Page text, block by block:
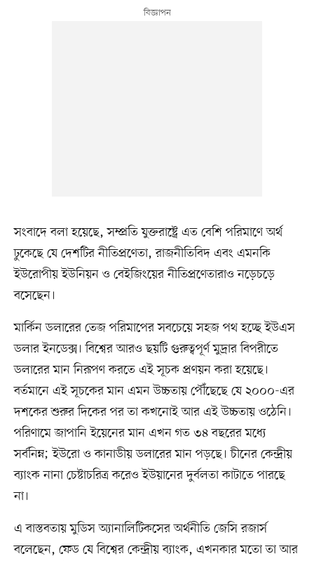
সংবাদে বলা হয়েছে, সম্প্রতি যুক্তরাষ্ট্রে এত বেশি পরিমাণে অর্থ
ঢুকেছে যে দেশটির নীতিপ্রণেতা, রাজনীতিবিদ এবং এমনকি
ইউরোপীয় ইউনিয়ন ও বেইজিংয়ের নীতিপ্রণেতারাও নড়েচড়ে
বসেছেন।
মার্কিন ডলারের তেজ পরিমাপের সবচেয়ে সহজ পথ হচ্ছে ইউএস
ডলার ইনডেক্স। বিশ্বের আরও ছয়টি গুরুত্বপূর্ণ মুদ্রার বিপরীতে
ডলারের মান নিরূপণ করতে এই সূচক প্রণয়ন করা হয়েছে।
বর্তমানে এই সূচকের মান এমন উচ্চতায় পৌঁছেছে যে ২০০০-এর
দশকের শুরুর দিকের পর তা কখনোই আর এই উচ্চতায় ওঠেনি।
পরিণামে জাপানি ইয়েনের মান এখন গত ৩৪ বছরের মধ্যে
সর্বনিম্ন; ইউরো ও কানাডীয় ডলারের মান পড়ছে। চীনের কেন্দ্রীয়
ব্যাংক নানা চেষ্টাচরিত্র করেও ইউয়ানের দুর্বলতা কাটাতে পারছে
না।
এ বাস্তবতায় মুডিস অ্যানালিটিকসের অর্থনীতি জেসি রজার্স
বলেছেন, ফেড যে বিশ্বের কেন্দ্রীয় ব্যাংক, এখনকার মতো তা আর